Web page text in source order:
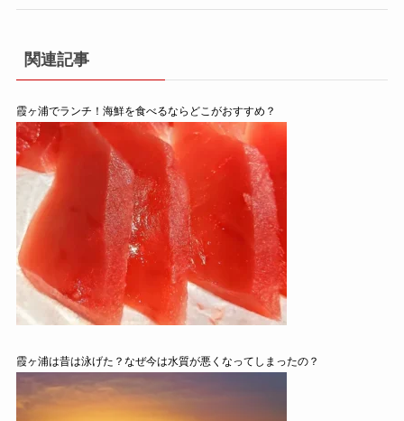
関連記事
霞ヶ浦でランチ！海鮮を食べるならどこがおすすめ？
霞ヶ浦は昔は泳げた？なぜ今は水質が悪くなってしまったの？